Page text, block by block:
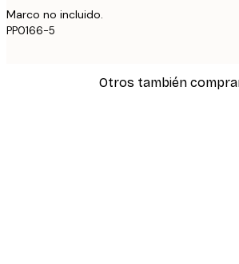
Marco no incluido.
PP0166-5
Otros también